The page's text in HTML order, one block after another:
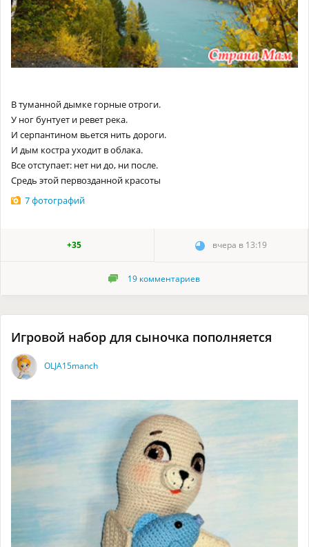
В туманной дымке горные отроги.
У ног бунтует и ревет река.
И серпантином вьется нить дороги.
И дым костра уходит в облака.
Все отступает: нет ни до, ни после.
Средь этой первозданной красоты
7 фотографий
+35 вчера в 13:19
19 комментариев
Игровой набор для сыночка пополняется
OLJA15manch